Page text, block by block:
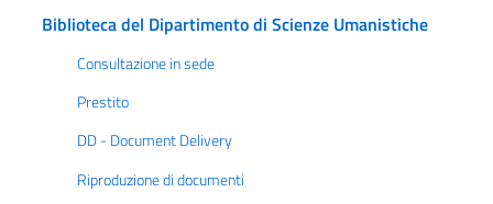
Biblioteca del Dipartimento di Scienze Umanistiche
Consultazione in sede
Prestito
DD - Document Delivery
Riproduzione di documenti